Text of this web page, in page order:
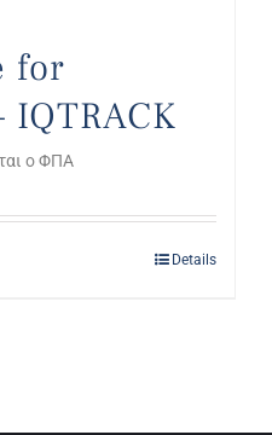
for
ο ΦΠΑ
Details